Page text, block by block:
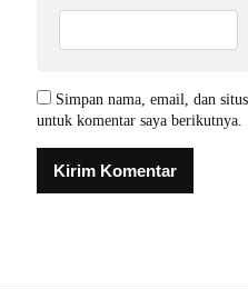
Simpan nama, email, dan
untuk komentar saya berikutnya.